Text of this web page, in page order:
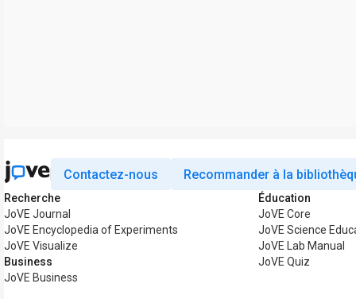
Contactez-nous Recommander à la
Recherche
JoVE Journal
JoVE Encyclopedia of Experiments
JoVE Visualize
Business
JoVE Business
Éducation
JoVE Core
JoVE Science
JoVE Lab Manual
JoVE Quiz